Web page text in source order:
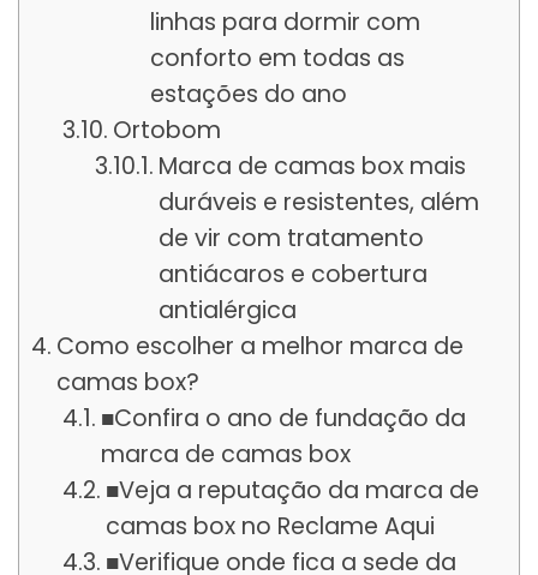
linhas para dormir com
conforto em todas as
estações do ano
Ortobom
Marca de camas box mais
duráveis e resistentes, além
de vir com tratamento
antiácaros e cobertura
antialérgica
Como escolher a melhor marca de
camas box?
■Confira o ano de fundação da
marca de camas box
■Veja a reputação da marca de
camas box no Reclame Aqui
■Verifique onde fica a sede da